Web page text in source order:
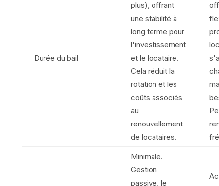
Durée du bail
plus), offrant
une stabilité à
long terme pour
l'investissement
et le locataire.
Cela réduit la
rotation et les
coûts associés
au
renouvellement
de locataires.
Minimale.
Gestion
passive, le